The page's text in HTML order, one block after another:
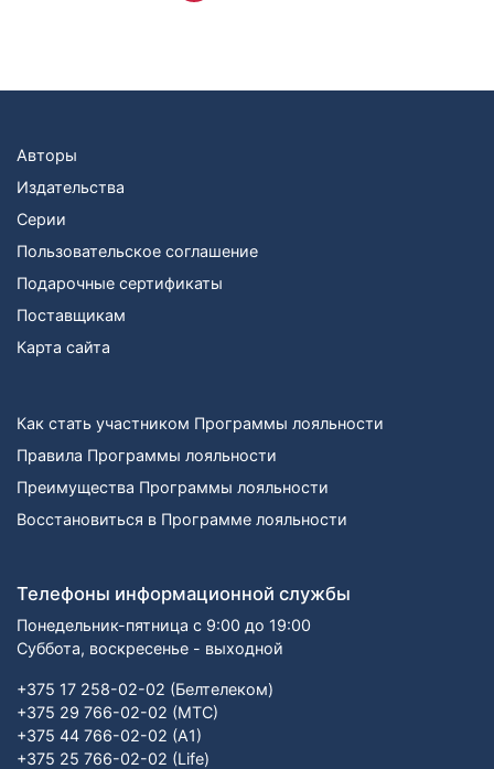
Авторы
Издательства
Серии
Пользовательское соглашение
Подарочные сертификаты
Поставщикам
Карта сайта
Как стать участником Программы лояльности
Правила Программы лояльности
Преимущества Программы лояльности
Восстановиться в Программе лояльности
Телефоны информационной службы
Понедельник-пятница с 9:00 до 19:00
Суббота, воскресенье - выходной
+375 17 258-02-02 (Белтелеком)
+375 29 766-02-02 (МТС)
+375 44 766-02-02 (А1)
+375 25 766-02-02 (Life)